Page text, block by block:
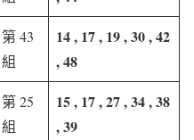
第 43
組
14 , 17 , 19 , 30 , 42
, 48
第 25
組
15 , 17 , 27 , 34 , 38
, 39